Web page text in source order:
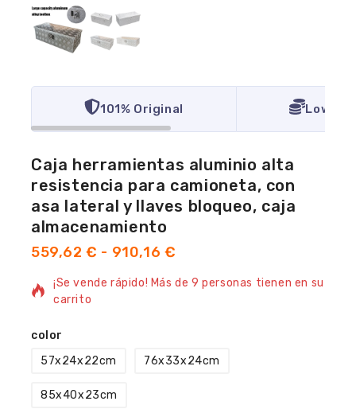
101% Original Lowest
Caja herramientas aluminio alta
resistencia para camioneta, con
asa lateral y llaves bloqueo, caja
almacenamiento
559,62€ - 910,16 €
12 productos vendidos en las últimas 20 horas
¡Se vende rápido! Más de 9 personas tienen en su
carrito
color
57x24x22cm
76x33x24cm
85x40x23cm